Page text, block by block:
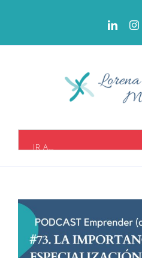
IR A...